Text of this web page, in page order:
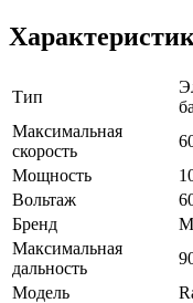
Тип
Максимальная
скорость
Мощность
Вольтаж
Бренд
Максимальная
дальность
Модель